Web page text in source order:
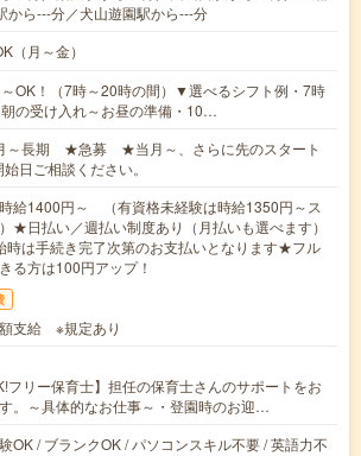
から---分／犬山遊園駅から---分
（月～金）
OK！（7時～20時の間）▼選べるシフト例・7時
の受け入れ～お昼の準備・10…
～長期 ★急募 ★当月～、さらに先のスタート
日ご相談ください。
給1400円～ （有資格未経験は時給1350円～ス
★日払い／週払い制度あり（月払いも選べます）
時は手続き完了次第のお支払いとなります★フル
る方は100円アップ！
支給 ※規定あり
フリー保育士】担任の保育士さんのサポートをお
。～具体的なお仕事～・登園時のお迎…
OK / ブランクOK / パソコンスキル不要 / 英語力不